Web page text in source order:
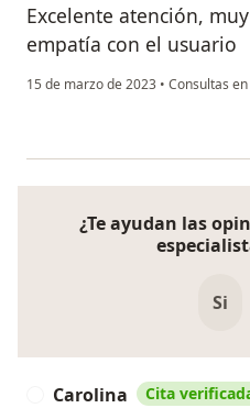
Excelente atención,
empatía con el usuario
15 de marzo de 2023 • Consultas
¿Te ayudan las
Si
Carolina Cita